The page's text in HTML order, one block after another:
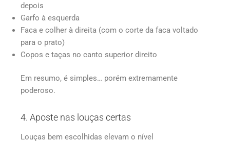
depois
Garfo à esquerda
Faca e colher à direita (com o corte da faca voltado
para o prato)
Copos e taças no canto superior direito
Em resumo, é simples… porém extremamente
poderoso.
4. Aposte nas louças certas
Louças bem escolhidas elevam o nível